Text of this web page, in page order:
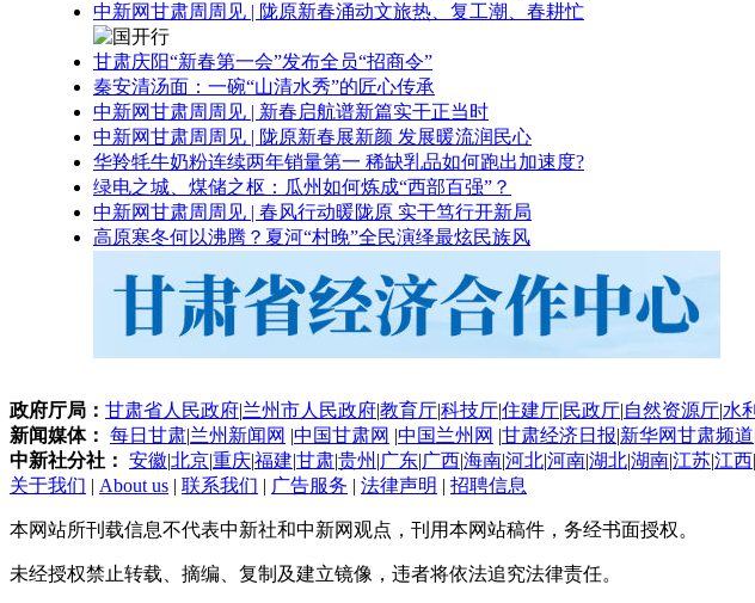
中新网甘肃周周见 | 陇原新春涌动文旅热、复工潮、春耕忙
甘肃庆阳“新春第一会”发布全员“招商令”
秦安清汤面：一碗“山清水秀”的匠心传承
中新网甘肃周周见 | 新春启航谱新篇实干正当时
中新网甘肃周周见 | 陇原新春展新颜 发展暖流润民心
华羚牦牛奶粉连续两年销量第一 稀缺乳品如何跑出加速度?
绿电之城、煤储之枢：瓜州如何炼成“西部百强”？
中新网甘肃周周见 | 春风行动暖陇原 实干笃行开新局
高原寒冬何以沸腾？夏河“村晚”全民演绎最炫民族风
政府厅局： 甘肃省人民政府|兰州市人民政府|教育厅|科技厅|住建厅|民政厅|自然资源厅|水
新闻媒体： 每日甘肃|兰州新闻网 |中国甘肃网 |中国兰州网 |甘肃经济日报|新华网甘肃频道
中新社分社： 安徽|北京|重庆|福建|甘肃|贵州 |广东|广西|海南|河北|河南|湖北|湖南|江苏|江西|
关于我们 | About us | 联系我们 | 广告服务 | 法律声明 | 招聘信息
本网站所刊载信息不代表中新社和中新网观点，刊用本网站稿件，务经书面授权。
未经授权禁止转载、摘编、复制及建立镜像，违者将依法追究法律责任。